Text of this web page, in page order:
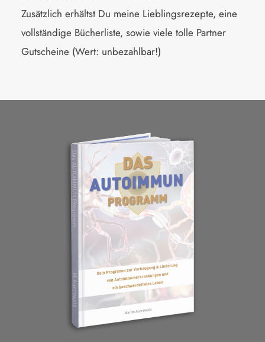
Zusätzlich erhältst Du meine Lieblingsrezepte, eine
vollständige Bücherliste, sowie viele tolle Partner
Gutscheine (Wert: unbezahlbar!)